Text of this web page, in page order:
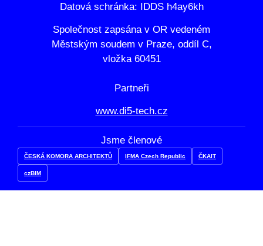
Datová schránka: IDDS h4ay6kh
Společnost zapsána v OR vedeném
Městským soudem v Praze, oddíl C,
vložka 60451
Partneři
www.di5-tech.cz
Jsme členové
ČESKÁ KOMORA ARCHITEKTŮ IFMA Czech Republic ČKAIT
czBIM